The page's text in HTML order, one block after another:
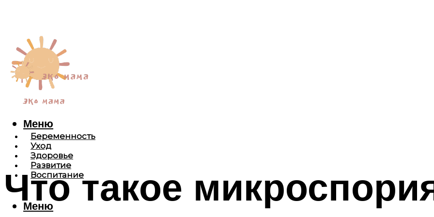
Беременность
Уход
Здоровье
Развитие
Воспитание
Меню
Меню
Что такое